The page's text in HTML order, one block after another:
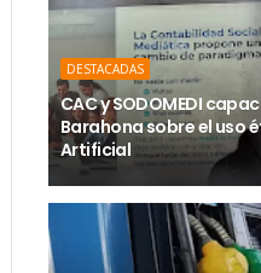
DESTACADAS
CAC y SODOMEDI
Barahona sobre el uso
Artificial